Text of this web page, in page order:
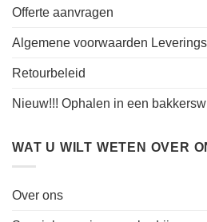
Offerte aanvragen
Algemene voorwaarden
Retourbeleid
Nieuw!!! Ophalen in een
WAT U WILT WETEN OVER
Over ons